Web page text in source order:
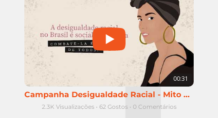
00:31
Campanha Desigualdade Racial - Mito da Democracia Racial
2.3K Visualizações • 62 Gostos • 0 Comentários